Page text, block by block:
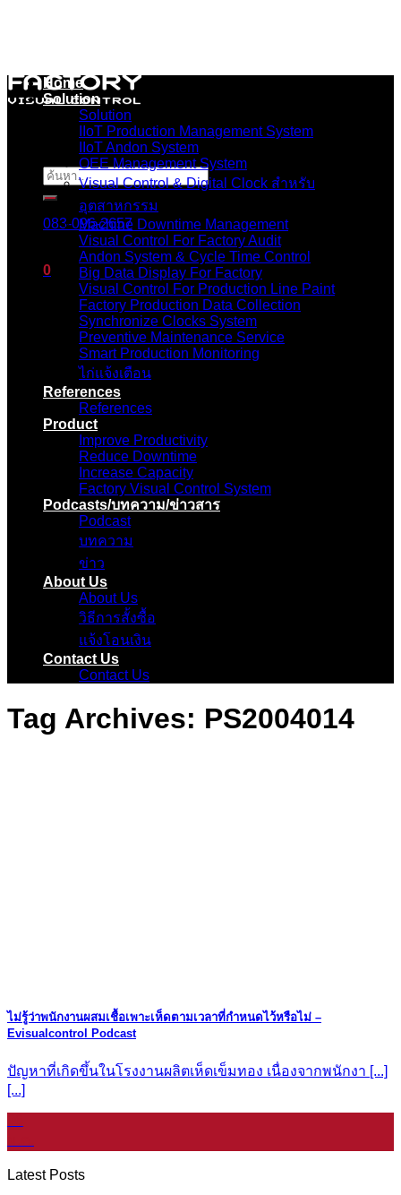
ค้นหา:
083-096-2657
0
ตะกร้าสินค้า
ไม่มีสินค้าในตะกร้า
Home
Solution
Solution
IIoT Production Management System
IIoT Andon System
OEE Management System
Visual Control & Digital Clock สำหรับ
อุตสาหกรรม
Machine Downtime Management
Visual Control For Factory Audit
Andon System & Cycle Time Control
Big Data Display For Factory
Visual Control For Production Line Paint
Factory Production Data Collection
Synchronize Clocks System
Preventive Maintenance Service
Smart Production Monitoring
ไก่แจ้งเตือน
References
References
Product
Improve Productivity
Reduce Downtime
Increase Capacity
Factory Visual Control System
Podcasts/บทความ/ข่าวสาร
Podcast
บทความ
ข่าว
About Us
About Us
วิธีการสั้งซื้อ
แจ้งโอนเงิน
Contact Us
Contact Us
Tag Archives: PS2004014
ไม่รู้ว่าพนักงานผสมเชื้อเพาะเห็ดตามเวลาที่กำหนดไว้หรือไม่ –
Evisualcontrol Podcast
ปัญหาที่เกิดขึ้นในโรงงานผลิตเห็ดเข็มทอง เนื่องจากพนักงา [...]
[...]
Latest Posts